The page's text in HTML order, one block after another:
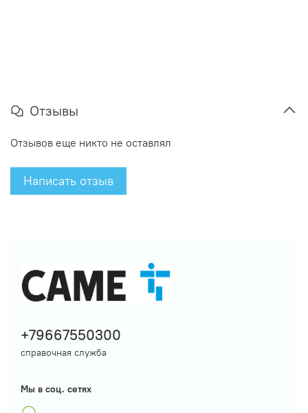
Отзывы
Отзывов еще никто не оставлял
Написать отзыв
+79667550300
справочная служба
Мы в соц. сетях